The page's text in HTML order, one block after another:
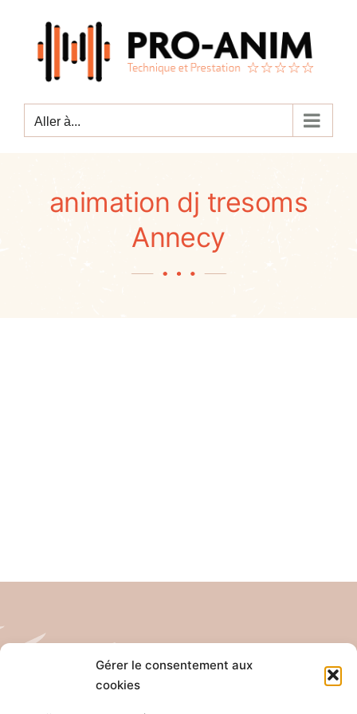
Gérer le consentement aux
cookies
contenu
Aller à...
animation dj tresoms
Annecy
Tél: 04 26 65 32 19